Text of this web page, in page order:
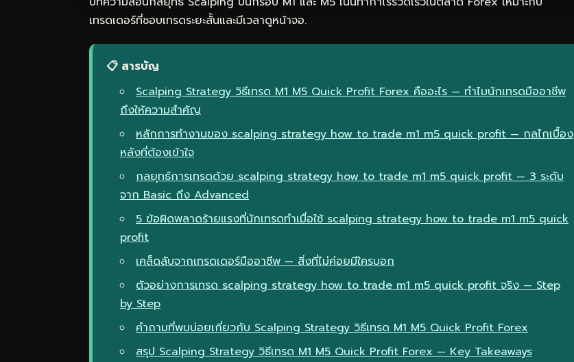
เทรดเดอร์ที่ชอบเทรดระยะสั้นและมีเวลาดูหน้าจอ.
📋 สารบัญ
Scalping Strategy วิธีเทรด M1 M5 Quick Profit Forex คืออะไร — ทำไมนักเทรดมืออาชีพ
ถึงให้ความสำคัญ
หลักการทำงานของ scalping strategy how to trade m1 m5 quick profit — กลไกเบื้อง
หลังที่ต้องเข้าใจ
กลยุทธ์การเทรดด้วย scalping strategy how to trade m1 m5 quick profit — 3 ระดับ
จาก Basic ถึง Advanced
5 ข้อผิดพลาดร้ายแรงที่นักเทรดทำเมื่อใช้ scalping strategy how to trade m1 m5 quick
profit
เคล็ดลับจากเทรดเดอร์มืออาชีพ — สิ่งที่ไม่ค่อยมีใครบอก
ตัวอย่างการเทรด scalping strategy how to trade m1 m5 quick profit จริง — Step
by Step
คำถามที่พบบ่อยเกี่ยวกับ Scalping Strategy วิธีเทรด M1 M5 Quick Profit Forex
สรุป Scalping Strategy วิธีเทรด M1 M5 Quick Profit Forex — Key Takeaways